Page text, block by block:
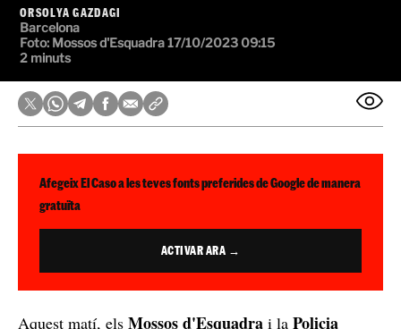
ORSOLYA GAZDAGI
Barcelona
Foto: Mossos d'Esquadra17/10/2023 09:15
2 minuts
Afegeix El Caso a les teves fonts preferides de Google de manera
gratuïta
ACTIVAR ARA →
Aquest matí, els Mossos d'Esquadra i la Policia